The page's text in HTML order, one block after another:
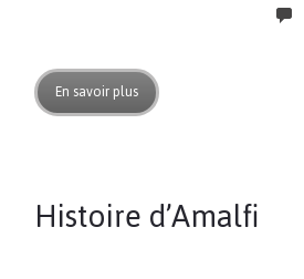
En savoir plus
Histoire d’Amalfi